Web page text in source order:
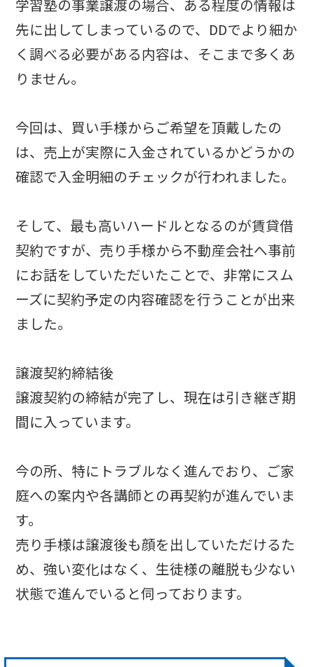
学習塾の事業譲渡の場合、ある程度の情報は
先に出してしまっているので、DDでより細か
く調べる必要がある内容は、そこまで多くあ
りません。
今回は、買い手様からご希望を頂戴したの
は、売上が実際に入金されているかどうかの
確認で入金明細のチェックが行われました。
そして、最も高いハードルとなるのが賃貸借
契約ですが、売り手様から不動産会社へ事前
にお話をしていただいたことで、非常にスム
ーズに契約予定の内容確認を行うことが出来
ました。
譲渡契約締結後
譲渡契約の締結が完了し、現在は引き継ぎ期
間に入っています。
今の所、特にトラブルなく進んでおり、ご家
庭への案内や各講師との再契約が進んでいま
す。
売り手様は譲渡後も顔を出していただけるた
め、強い変化はなく、生徒様の離脱も少ない
状態で進んでいると伺っております。